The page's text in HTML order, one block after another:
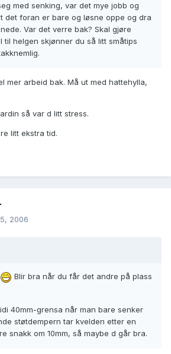
med senking, var det mye jobb og
det foran er bare og løsne oppe og dra
Var det verre bak? Skal gjøre
til helgen skjønner du så litt småtips
mer arbeid bak. Må ut med hattehylla,
så var d litt stress.
litt ekstra tid.
2006
Blir bra når du får det andre på plass
40mm-grensa når man bare senker
støtdempern tar kvelden etter en
snakk om 10mm, så maybe d går bra.